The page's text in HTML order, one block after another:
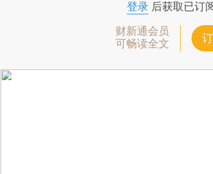
登录后获取已订
财新通会员
可畅读全文